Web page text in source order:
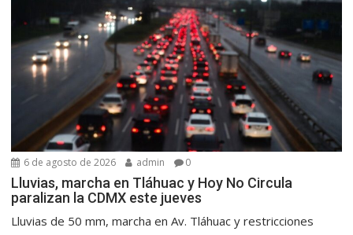
6 de agosto de 2026 admin 0
Lluvias, marcha en Tláhuac y Hoy No Circula
paralizan la CDMX este jueves
Lluvias de 50 mm, marcha en Av. Tláhuac y restricciones